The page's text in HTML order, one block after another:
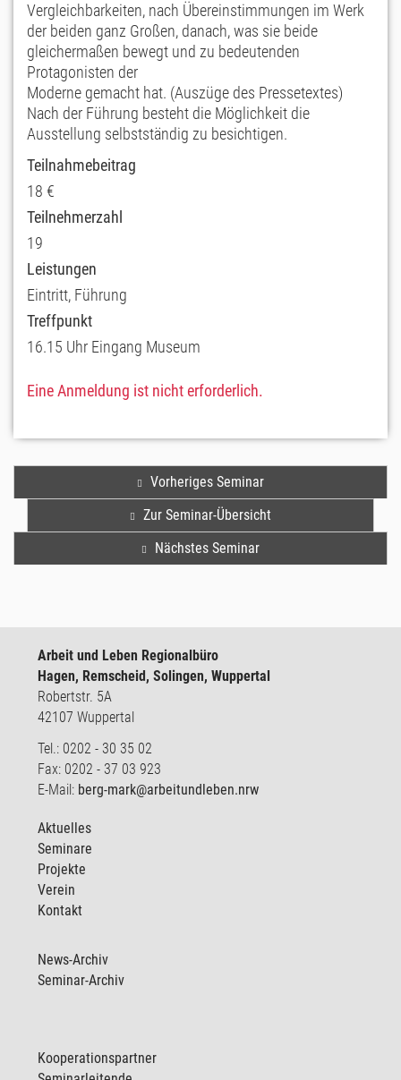
Vergleichbarkeiten, nach Übereinstimmungen im Werk
der beiden ganz Großen, danach, was sie beide
gleichermaßen bewegt und zu bedeutenden
Protagonisten der
Moderne gemacht hat. (Auszüge des Pressetextes)
Nach der Führung besteht die Möglichkeit die
Ausstellung selbstständig zu besichtigen.
Teilnahmebeitrag
18 €
Teilnehmerzahl
19
Leistungen
Eintritt, Führung
Treffpunkt
16.15 Uhr Eingang Museum
Eine Anmeldung ist nicht erforderlich.
Vorheriges Seminar
Zur Seminar-Übersicht
Nächstes Seminar
Arbeit und Leben Regionalbüro
Hagen, Remscheid, Solingen, Wuppertal
Robertstr. 5A
42107 Wuppertal
Tel.: 0202 - 30 35 02
Fax: 0202 - 37 03 923
E-Mail: berg-mark@arbeitundleben.nrw
Aktuelles
Seminare
Projekte
Verein
Kontakt
News-Archiv
Seminar-Archiv
Kooperationspartner